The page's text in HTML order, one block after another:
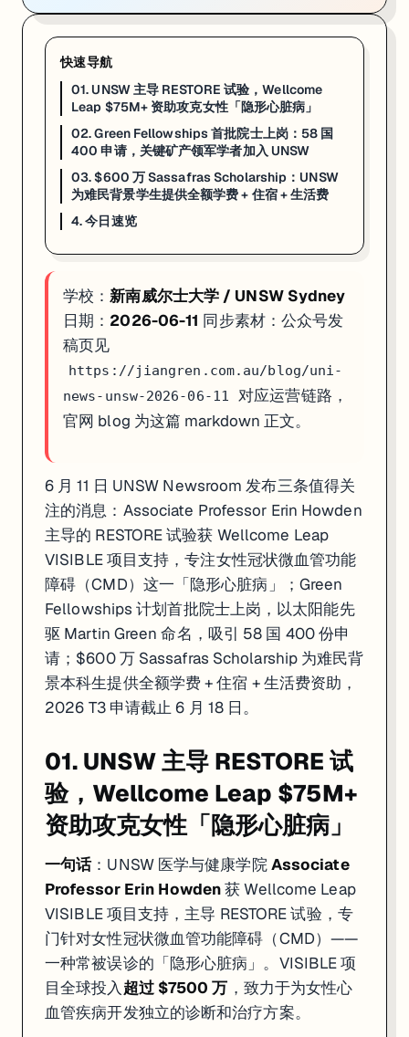
03. $600 万 Sassafras Scholarship：UNSW
：UNSW 宣布收到
UNSW 宣布收到 $600 万捐款，设立 HMJ Sassafras Scholarship，
Sassafras Scholarship 的全额资助内容覆盖了留学成本最高的三大项
对于面向这一奖学金的目标群体及其支持者，请直接访问 UNSW 官网
来源：UNSW Newsroom · 2026-05
4. 今日速览
01 · 科研合作
02 · 科研合作：Green Fellowships 首批上岗；58 国 400 申请
03 · 奖学金
：$600 万 Sassafras Scholarship；全额学费 + 住
如果你在看 UNSW 的申请、奖学金或研究机会，这篇可以直接当作今
快速导航
01. UNSW 主导 RESTORE 试验，Wellcome
Leap $75M+ 资助攻克女性「隐形心脏病」
02. Green Fellowships 首批院士上岗：58 国
400 申请，关键矿产领军学者加入 UNSW
03. $600 万 Sassafras Scholarship：UNSW
为难民背景学生提供全额学费 + 住宿 + 生活费
4. 今日速览
学校：新南威尔士大学 / UNSW Sydney
日期： 2026-06-11 同步素材：公众号发
稿页见
https://jiangren.com.au/blog/uni-
news-unsw-2026-06-11
对应运营链路，
官网 blog 为这篇 markdown 正文。
6 月 11 日 UNSW Newsroom 发布三条值得关
注的消息：Associate Professor Erin Howden
主导的 RESTORE 试验获 Wellcome Leap
VISIBLE 项目支持，专注女性冠状微血管功能
障碍（CMD）这一「隐形心脏病」；Green
Fellowships 计划首批院士上岗，以太阳能先
驱 Martin Green 命名，吸引 58 国 400 份申
请；$600 万 Sassafras Scholarship 为难民背
景本科生提供全额学费 + 住宿 + 生活费资助，
2026 T3 申请截止 6 月 18 日。
01. UNSW 主导 RESTORE 试
验，Wellcome Leap $75M+
资助攻克女性「隐形心脏病」
一句话：UNSW 医学与健康学院Associate
Professor Erin Howden获 Wellcome Leap
VISIBLE 项目支持，主导 RESTORE 试验，专
门针对女性冠状微血管功能障碍（CMD）——
一种常被误诊的「隐形心脏病」。VISIBLE 项
目全球投入 超过 $7500 万 ，致力于为女性心
血管疾病开发独立的诊断和治疗方案。